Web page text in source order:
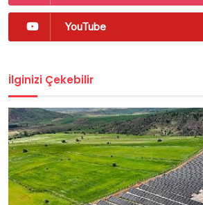
YouTube
İlginizi Çekebilir